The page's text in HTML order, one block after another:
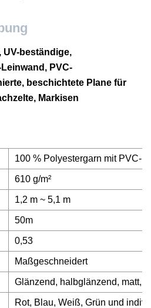
UV-beständige,
PVC-
beschichtete Plane für
Markisen
100 % Polyestergarn mit PVC-
610 g/m²
1,2 m ~ 5,1 m
50m
0,53
Maßgeschneidert
Glänzend, halbglänzend, matt,
Rot, Blau, Weiß, Grün und